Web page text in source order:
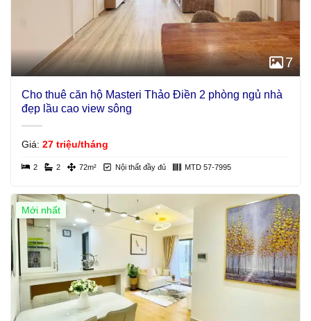
7
Cho thuê căn hộ Masteri Thảo Điền 2 phòng ngủ nhà
đẹp lầu cao view sông
Giá: 27 triệu/tháng
2 2 72m² Nội thất đầy đủ MTD 57-7995
Mới nhất Giá Tốt